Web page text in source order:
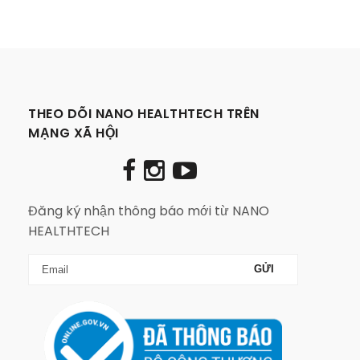
THEO DÕI NANO HEALTHTECH TRÊN
MẠNG XÃ HỘI
Đăng ký nhận thông báo mới từ NANO
HEALTHTECH